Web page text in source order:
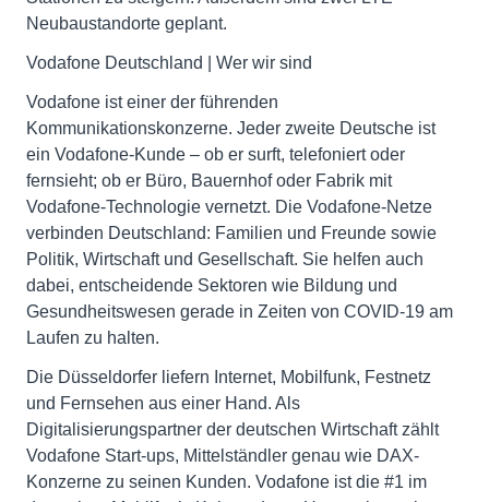
Neubaustandorte geplant.
Vodafone Deutschland | Wer wir sind
Vodafone ist einer der führenden
Kommunikationskonzerne. Jeder zweite Deutsche ist
ein Vodafone-Kunde – ob er surft, telefoniert oder
fernsieht; ob er Büro, Bauernhof oder Fabrik mit
Vodafone-Technologie vernetzt. Die Vodafone-Netze
verbinden Deutschland: Familien und Freunde sowie
Politik, Wirtschaft und Gesellschaft. Sie helfen auch
dabei, entscheidende Sektoren wie Bildung und
Gesundheitswesen gerade in Zeiten von COVID-19 am
Laufen zu halten.
Die Düsseldorfer liefern Internet, Mobilfunk, Festnetz
und Fernsehen aus einer Hand. Als
Digitalisierungspartner der deutschen Wirtschaft zählt
Vodafone Start-ups, Mittelständler genau wie DAX-
Konzerne zu seinen Kunden. Vodafone ist die #1 im